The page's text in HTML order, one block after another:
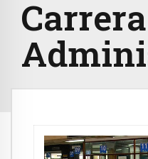
Carrera